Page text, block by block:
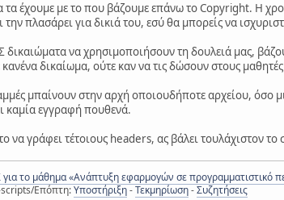
τα έχουμε με το που βάζουμε επάνω το Copyright. Η
πλασάρει για δικιά του, εσύ θα μπορείς να
να χρησιμοποιήσουν τη δουλειά μας,
δικαίωμα, ούτε καν να τις δώσουν στους
μπαίνουν στην αρχή οποιουδήποτε αρχείου, όσο
καμία εγγραφή πουθενά.
να γράφει τέτοιους headers, ας βάλει τουλάχιστον το
το μάθημα «Ανάπτυξη εφαρμογών σε προγραμματιστικό
Επόπτη:Υποστήριξη-Τεκμηρίωση-Συζητήσεις